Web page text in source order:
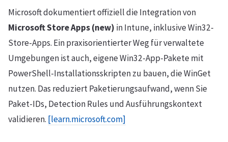
Microsoft dokumentiert offiziell die Integration von
Microsoft Store Apps (new) in Intune, inklusive Win32-
Store-Apps. Ein praxisorientierter Weg für verwaltete
Umgebungen ist auch, eigene Win32-App-Pakete mit
PowerShell-Installationsskripten zu bauen, die WinGet
nutzen. Das reduziert Paketierungsaufwand, wenn Sie
Paket-IDs, Detection Rules und Ausführungskontext
validieren. [learn.microsoft.com]